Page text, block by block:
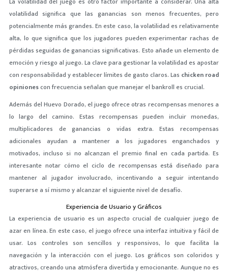
volatilidad significa que las ganancias son menos frecuentes, pero
potencialmente más grandes. En este caso, la volatilidad es relativamente
alta, lo que significa que los jugadores pueden experimentar rachas de
pérdidas seguidas de ganancias significativas. Esto añade un elemento de
emoción y riesgo al juego. La clave para gestionar la volatilidad es apostar
con responsabilidad y establecer límites de gasto claros. Las chicken road
opinionescon frecuencia señalan que manejar el bankroll es crucial.
Además del Huevo Dorado, el juego ofrece otras recompensas menores a
lo largo del camino. Estas recompensas pueden incluir monedas,
multiplicadores de ganancias o vidas extra. Estas recompensas
adicionales ayudan a mantener a los jugadores enganchados y
motivados, incluso si no alcanzan el premio final en cada partida. Es
interesante notar cómo el ciclo de recompensas está diseñado para
mantener al jugador involucrado, incentivando a seguir intentando
superarse a sí mismo y alcanzar el siguiente nivel de desafío.
Experiencia de Usuario y Gráficos
La experiencia de usuario es un aspecto crucial de cualquier juego de
azar en línea. En este caso, el juego ofrece una interfaz intuitiva y fácil de
usar. Los controles son sencillos y responsivos, lo que facilita la
navegación y la interacción con el juego. Los gráficos son coloridos y
atractivos, creando una atmósfera divertida y emocionante. Aunque no es